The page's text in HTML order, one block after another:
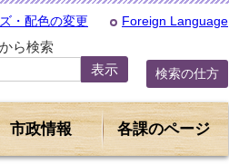
・配色の変更 Foreign Language
ら検索
検索の仕方
市政情報 各課のページ